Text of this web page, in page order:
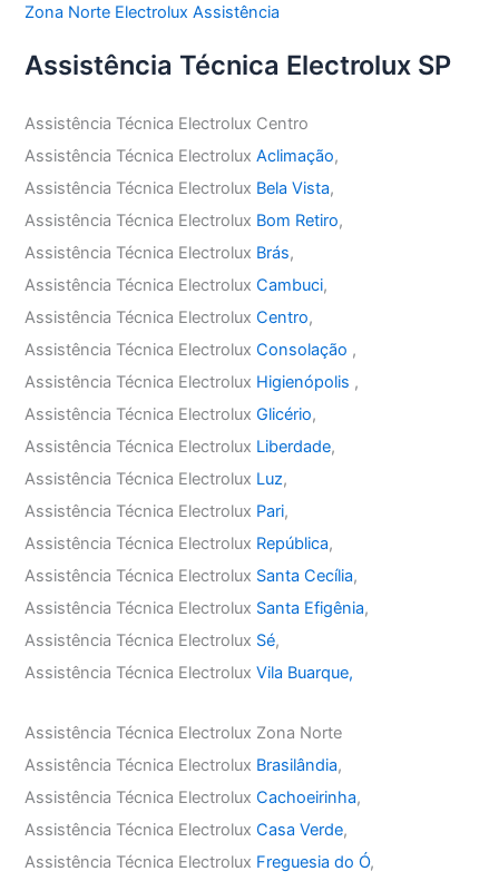
Zona Norte Electrolux Assistência
Assistência Técnica Electrolux SP
Assistência Técnica Electrolux Centro
Assistência Técnica ElectroluxAclimação,
Assistência Técnica Electrolux Bela Vista,
Assistência Técnica Electrolux Bom Retiro,
Assistência Técnica Electrolux Brás,
Assistência Técnica ElectroluxCambuci,
Assistência Técnica ElectroluxCentro,
Assistência Técnica ElectroluxConsolação ,
Assistência Técnica Electrolux Higienópolis ,
Assistência Técnica ElectroluxGlicério,
Assistência Técnica Electrolux Liberdade,
Assistência Técnica Electrolux Luz,
Assistência Técnica Electrolux Pari,
Assistência Técnica Electrolux República,
Assistência Técnica Electrolux Santa Cecília,
Assistência Técnica Electrolux Santa Efigênia,
Assistência Técnica Electrolux Sé,
Assistência Técnica ElectroluxVila Buarque,
Assistência Técnica Electrolux Zona Norte
Assistência Técnica Electrolux Brasilândia,
Assistência Técnica ElectroluxCachoeirinha,
Assistência Técnica ElectroluxCasa Verde,
Assistência Técnica Electrolux Freguesia do Ó,